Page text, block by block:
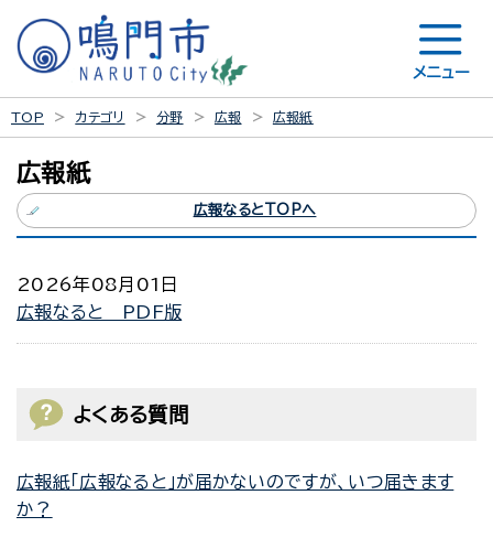
メニュー
TOP カテゴリ 分野 広報 広報紙
広報紙
広報なるとTOPへ
2026年08月01日
広報なると PDF版
よくある質問
広報紙「広報なると」が届かないのですが、いつ届きます
か？